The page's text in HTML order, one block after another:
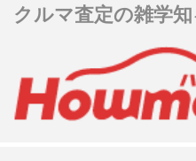
クルマ査定の雑学